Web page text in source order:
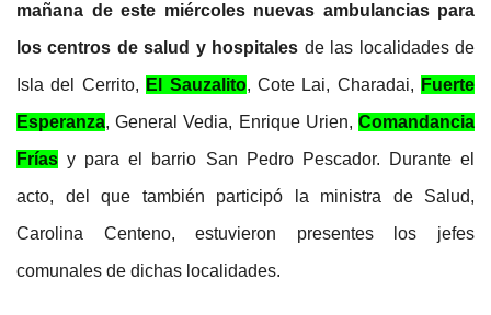
mañana de este miércoles nuevas ambulancias para
los centros de salud y hospitales de las localidades de
Isla del Cerrito, El Sauzalito, Cote Lai, Charadai, Fuerte
Esperanza, General Vedia, Enrique Urien, Comandancia
Frías y para el barrio San Pedro Pescador. Durante el
acto, del que también participó la ministra de Salud,
Carolina Centeno, estuvieron presentes los jefes
comunales de dichas localidades.